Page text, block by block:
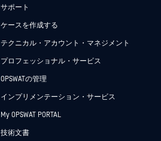
サポート
ケースを作成する
テクニカル・アカウント・マネジメント
プロフェッショナル・サービス
OPSWATの管理
インプリメンテーション・サービス
My OPSWAT PORTAL
技術文書